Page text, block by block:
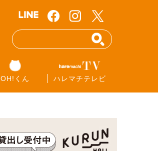
OH!くん ハレマチテレビ